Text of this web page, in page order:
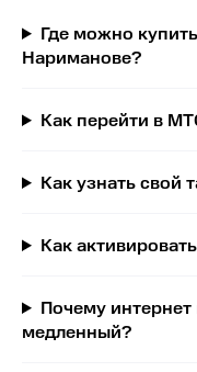
Где можно
Нариманове?
Как перейти в
Как узнать свой
Как
Почему
медленный?